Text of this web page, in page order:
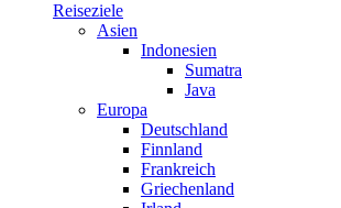
Reiseziele
Asien
Indonesien
Sumatra
Java
Europa
Deutschland
Finnland
Frankreich
Griechenland